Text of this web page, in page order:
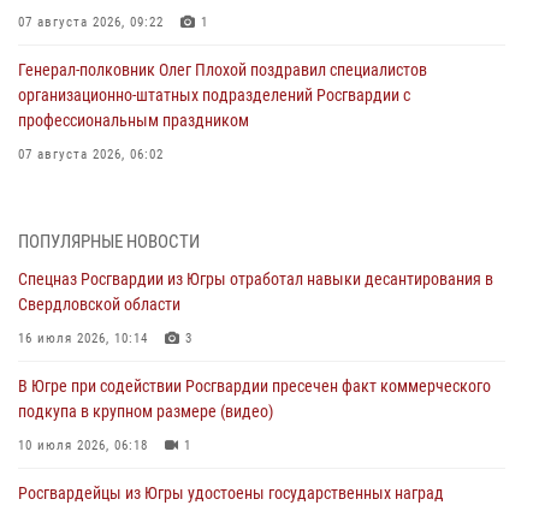
07 августа 2026, 09:22 1
Генерал-полковник Олег Плохой поздравил специалистов
организационно-штатных подразделений Росгвардии с
профессиональным праздником
07 августа 2026, 06:02
Военнослужащие Росгвардии сбили дрон-разведчик ВСУ на южном
направлении
Офицеры Росгвардии и ветераны войск правопорядка почтили
память генерала армии Ивана Кирилловича Яковлева
ПОПУЛЯРНЫЕ НОВОСТИ
Спецназ Росгвардии из Югры отработал навыки десантирования в
Свердловской области
16 июля 2026, 10:14 3
В Югре при содействии Росгвардии пресечен факт коммерческого
подкупа в крупном размере (видео)
10 июля 2026, 06:18 1
Росгвардейцы из Югры удостоены государственных наград